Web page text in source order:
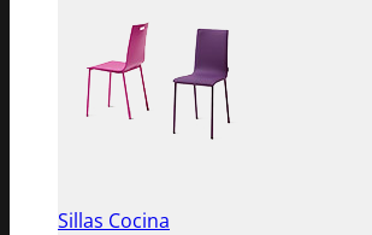
Sillas Cocina